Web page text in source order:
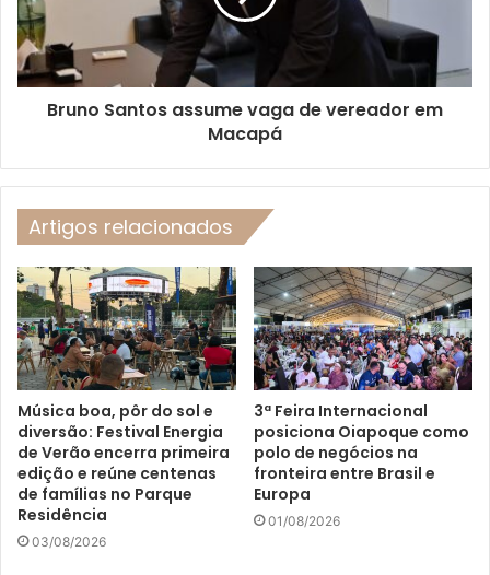
Bruno Santos assume vaga de vereador em
Macapá
Artigos relacionados
Música boa, pôr do sol e
diversão: Festival Energia
de Verão encerra primeira
edição e reúne centenas
de famílias no Parque
Residência
03/08/2026
3ª Feira Internacional
posiciona Oiapoque como
polo de negócios na
fronteira entre Brasil e
Europa
01/08/2026